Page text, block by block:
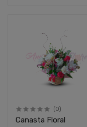
(0)
Canasta Floral